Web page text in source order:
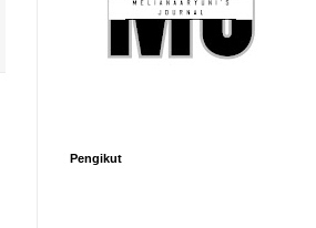
Pengikut